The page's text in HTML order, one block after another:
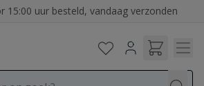
15:00 uur besteld, vandaag verzonden